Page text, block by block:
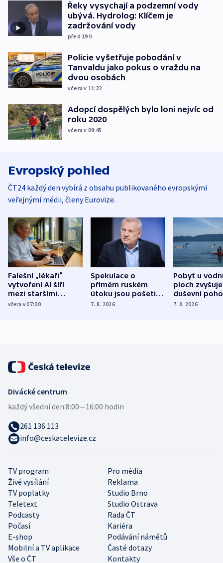
Řeky vysychají a podzemní vody
ubývá. Hydrolog: Klíčem je
zadržování vody
před 19 h
Policie vyšetřuje pobodání v
Tanvaldu jako pokus o vraždu na
dvou osobách
včera v 11:22
Adopcí dospělých bylo loni nejvíc od
roku 2020
včera v 09:45
Evropský pohled
ČT24 každý den vybírá z obsahu publikovaného evropskými
veřejnými médii, členy Eurovize.
Falešní „lékaři“
vytvoření AI šíří
mezi staršími
Poláky nebezpečné
včera v 07:00
Spekulace o
přímém ruském
útoku jsou pošetilé,
míní estonský
7. 8. 2026
Pobyt u
ploch zvyšuje
duševní
ukázala
7. 8. 2026
TV program
Pro média
Živé vysílání
Reklama
TV poplatky
Studio Brno
Teletext
Studio Ostrava
Podcasty
Rada ČT
Počasí
Kariéra
E-shop
Podávání námětů
Mobilní a TV aplikace
Časté dotazy
Vše o ČT
Kontakty
Divácké centrum
každý všední den:8:00—16:00 hodin
261 136 113
info@ceskatelevize.cz